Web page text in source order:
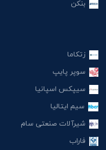
بنکن
زتکاما
سوپر پایپ
سیپکس اسپانیا
سیم ایتالیا
شیرآلات صنعتی سام
فاراب